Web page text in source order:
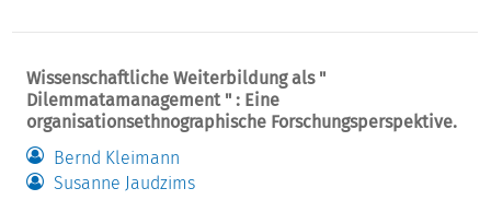
Wissenschaftliche Weiterbildung als "
Dilemmatamanagement " : Eine
organisationsethnographische Forschungsperspektive.
Bernd Kleimann
Susanne Jaudzims